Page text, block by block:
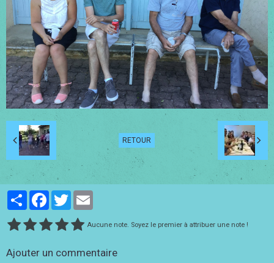
RETOUR
PartagerFacebookTwitter
Aucune note. Soyez le premier à attribuer une note !
Ajouter un commentaire